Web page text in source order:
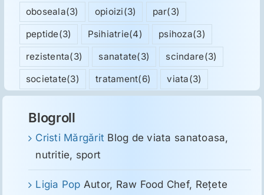
oboseala(3) opioizi(3) par(3)
peptide(3) Psihiatrie(4) psihoza(3)
rezistenta(3) sanatate(3) scindare(3)
societate(3) tratament(6) viata(3)
Blogroll
Cristi Mărgărit Blog de viata sanatoasa,
nutritie, sport
Ligia Pop Autor, Raw Food Chef, Reţete